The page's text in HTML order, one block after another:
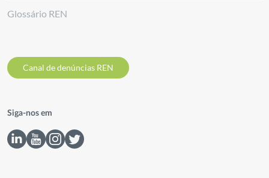
Glossário REN
Canal de denúncias REN
Siga-nos em